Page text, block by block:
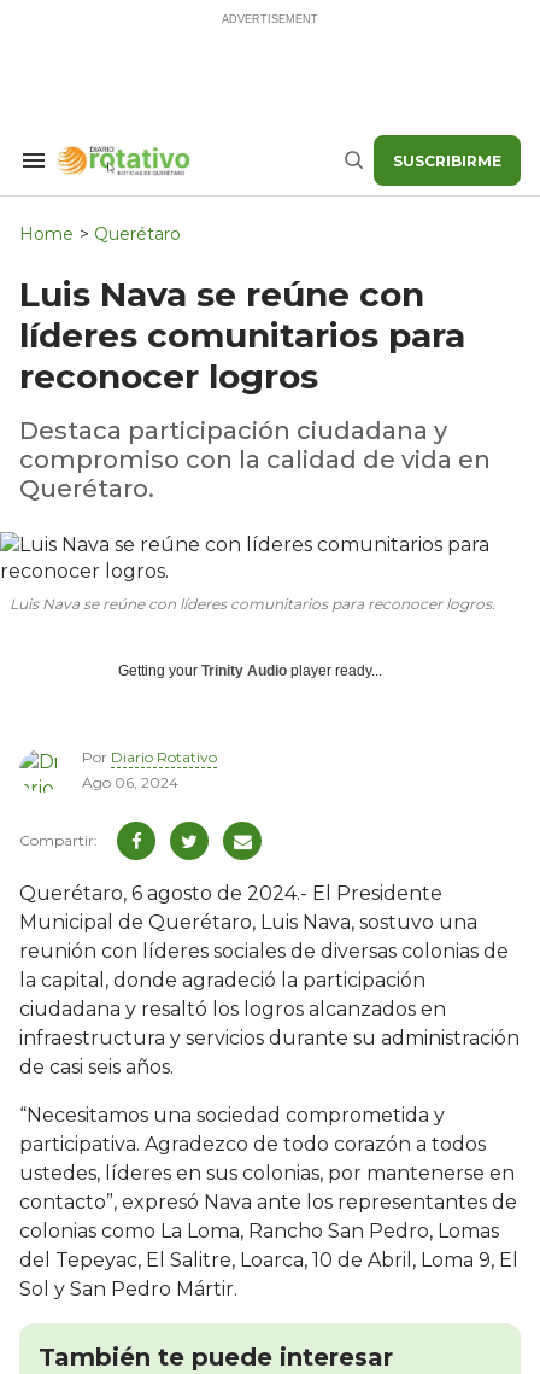
Search
Navigation
Buscar SUSCRIBIRME
Home > Querétaro
Luis Nava se reúne con
líderes comunitarios para
reconocer logros
Destaca participación ciudadana y
compromiso con la calidad de vida en
Querétaro.
Luis Nava se reúne con líderes comunitarios para reconocer logros.
Getting your Trinity Audio player ready...
Por Diario Rotativo
Ago 06, 2024
Querétaro, 6 agosto de 2024.- El Presidente
Municipal de Querétaro, Luis Nava, sostuvo una
reunión con líderes sociales de diversas colonias de
la capital, donde agradeció la participación
ciudadana y resaltó los logros alcanzados en
infraestructura y servicios durante su administración
de casi seis años.
“Necesitamos una sociedad comprometida y
participativa. Agradezco de todo corazón a todos
ustedes, líderes en sus colonias, por mantenerse en
contacto”, expresó Nava ante los representantes de
colonias como La Loma, Rancho San Pedro, Lomas
del Tepeyac, El Salitre, Loarca, 10 de Abril, Loma 9, El
Sol y San Pedro Mártir.
También te puede interesar